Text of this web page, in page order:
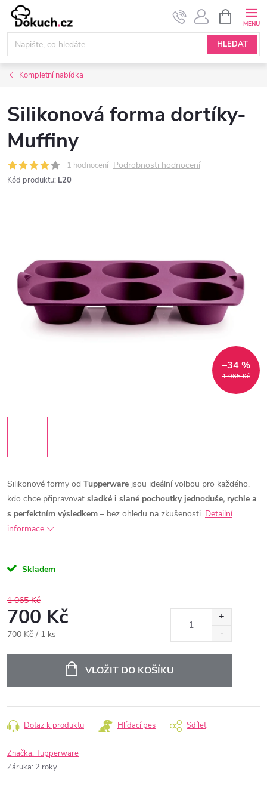
Přejít
obsah
HLEDAT
NÁKUPNÍ
KOŠÍK
Kompletní nabídka
Silikonová forma dortíky-
Muffiny
1 hodnocení Podrobnosti hodnocení
Kód produktu: L20
1 065 Kč
–34 %
Silikonové formy od Tupperware jsou ideální volbou pro každého,
kdo chce připravovat sladké i slané pochoutky jednoduše, rychle a
s perfektním výsledkem – bez ohledu na zkušenosti. Detailní
informace
Skladem
1 065 Kč
700 Kč
Měrná
700 Kč / 1 ks
VLOŽIT DO KOŠÍKU
Dotaz k produktu Hlídací pes Sdílet
Značka:Tupperware
Záruka: 2 roky